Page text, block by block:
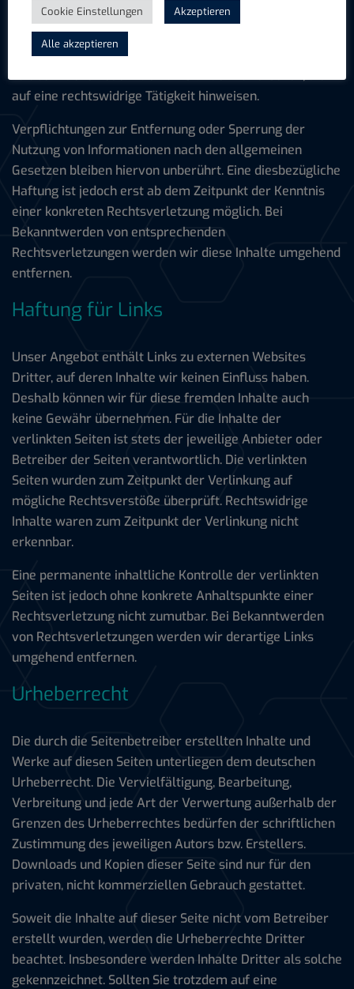
Gesetzen verantwortlich. Nach §§ 8 bis 10 TMG sind wir
als Diensteanbieter jedoch nicht verpflichtet,
übermittelte oder gespeicherte fremde Informationen
auf eine rechtswidrige Tätigkeit hinweisen.
Verpflichtungen zur Entfernung oder Sperrung der
Nutzung von Informationen nach den allgemeinen
Gesetzen bleiben hiervon unberührt. Eine diesbezügliche
Haftung ist jedoch erst ab dem Zeitpunkt der Kenntnis
einer konkreten Rechtsverletzung möglich. Bei
Bekanntwerden von entsprechenden
Rechtsverletzungen werden wir diese Inhalte umgehend
entfernen.
Haftung für Links
Unser Angebot enthält Links zu externen Websites
Dritter, auf deren Inhalte wir keinen Einfluss haben.
Deshalb können wir für diese fremden Inhalte auch
keine Gewähr übernehmen. Für die Inhalte der
verlinkten Seiten ist stets der jeweilige Anbieter oder
Betreiber der Seiten verantwortlich. Die verlinkten
Seiten wurden zum Zeitpunkt der Verlinkung auf
mögliche Rechtsverstöße überprüft. Rechtswidrige
Inhalte waren zum Zeitpunkt der Verlinkung nicht
erkennbar.
Eine permanente inhaltliche Kontrolle der verlinkten
Seiten ist jedoch ohne konkrete Anhaltspunkte einer
Rechtsverletzung nicht zumutbar. Bei Bekanntwerden
von Rechtsverletzungen werden wir derartige Links
umgehend entfernen.
Urheberrecht
Die durch die Seitenbetreiber erstellten Inhalte und
Werke auf diesen Seiten unterliegen dem deutschen
Urheberrecht. Die Vervielfältigung, Bearbeitung,
Verbreitung und jede Art der Verwertung außerhalb der
Grenzen des Urheberrechtes bedürfen der schriftlichen
Zustimmung des jeweiligen Autors bzw. Erstellers.
Downloads und Kopien dieser Seite sind nur für den
privaten, nicht kommerziellen Gebrauch gestattet.
Soweit die Inhalte auf dieser Seite nicht vom Betreiber
erstellt wurden, werden die Urheberrechte Dritter
beachtet. Insbesondere werden Inhalte Dritter als solche
gekennzeichnet. Sollten Sie trotzdem auf eine
Cookie Einstellungen Akzeptieren
Alle akzeptieren